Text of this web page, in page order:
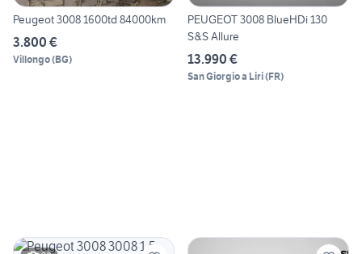
Peugeot 3008 1600td 84000km
3.800 €
Villongo(BG)
PEUGEOT 3008 BlueHDi 130
S&S Allure
13.990 €
San Giorgio a Liri(FR)